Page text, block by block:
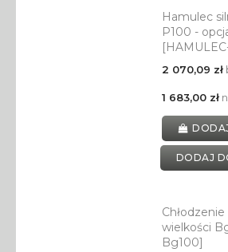
Hamulec
P100 -
2 070,09 zł
1 683,00 zł
DODAJ
wielkości
Bg100]